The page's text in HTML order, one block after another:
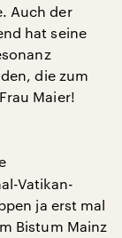
Auch der
hat seine
die zum
Maier!
Vatikan-
ja erst mal
Bistum Mainz